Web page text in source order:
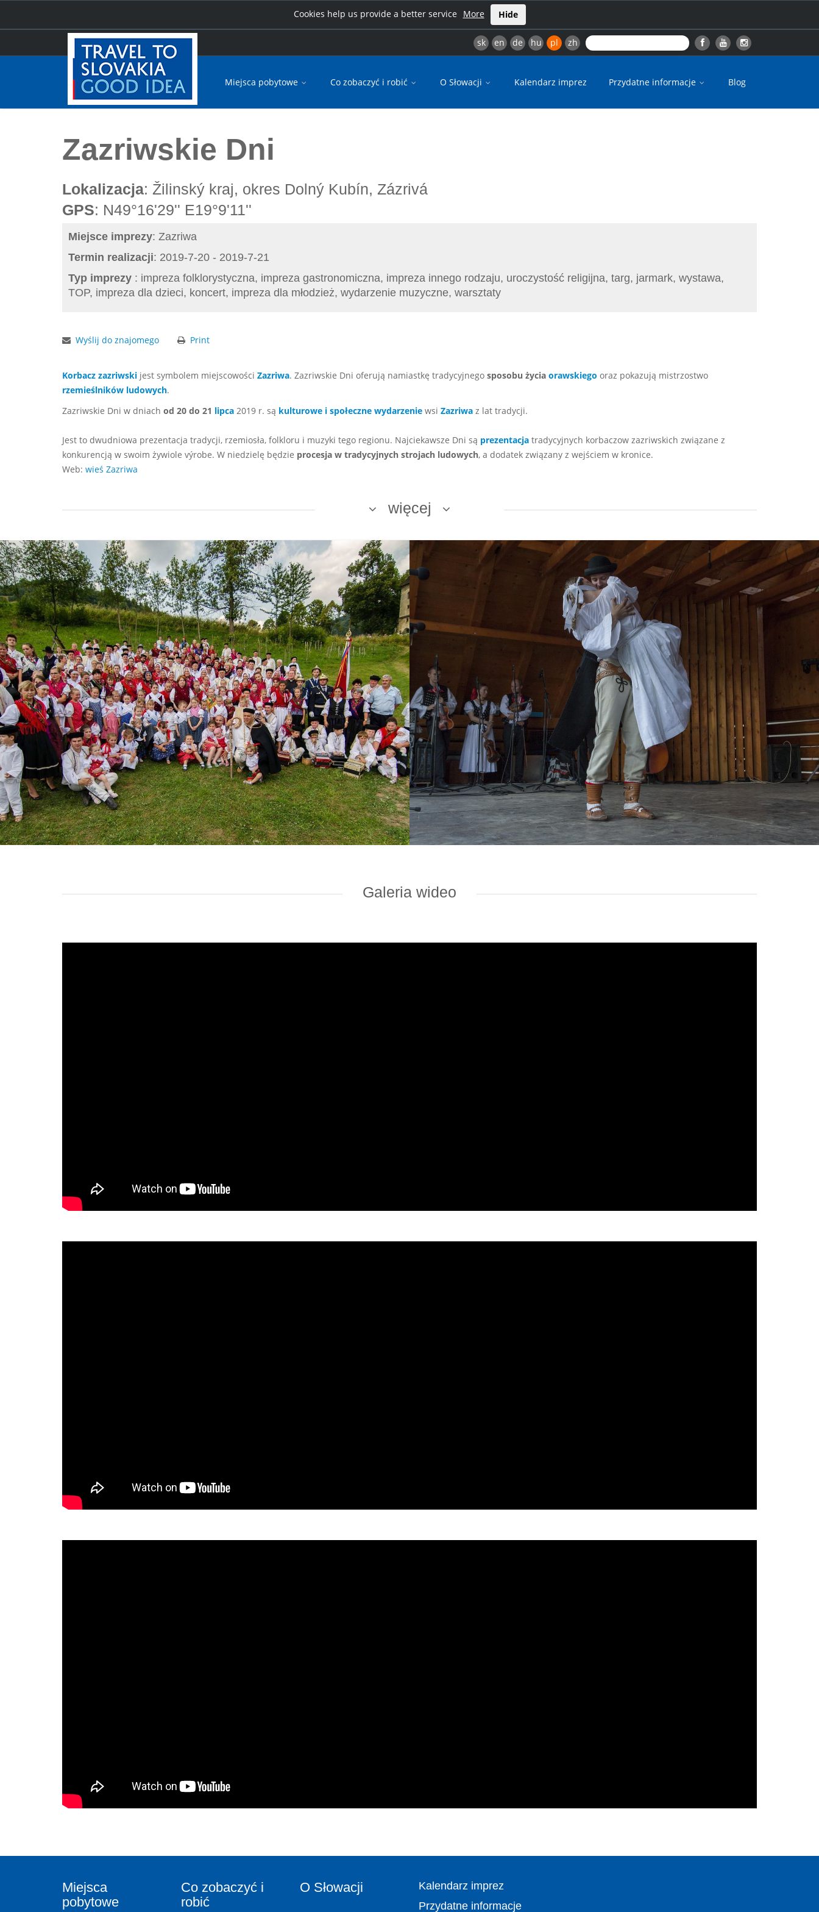
Cookies help us provide a better service More Hide
sk en de hu pl zh
Miejsca pobytowe Co zobaczyć i robić O Słowacji Kalendarz imprez Przydatne informacje Blog
Home Zazriwskie Dni
Zazriwskie Dni
Lokalizacja: Žilinský kraj, okres Dolný Kubín, Zázrivá
GPS: N49°16'29'' E19°9'11''
Miejsce imprezy: Zazriwa
Termin realizacji: 2019-7-20 - 2019-7-21
Typ imprezy : impreza folklorystyczna, impreza gastronomiczna, impreza innego rodzaju, uroczystość religijna, targ, jarmark, wystawa,
TOP, impreza dla dzieci, koncert, impreza dla młodzież, wydarzenie muzyczne, warsztaty
Wyślij do znajomego Print
Korbacz zazriwski jest symbolem miejscowości Zazriwa. Zazriwskie Dni oferują namiastkę tradycyjnego sposobu życia orawskiego oraz pokazują mistrzostwo
rzemieślników ludowych.
Zazriwskie Dni w dniach od 20 do 21 lipca 2019 r. są kulturowe i społeczne wydarzenie wsi Zazriwa z lat tradycji.
Jest to dwudniowa prezentacja tradycji, rzemiosła, folkloru i muzyki tego regionu. Najciekawsze Dni są prezentacja tradycyjnych korbaczow zazriwskich związane z
konkurencją w swoim żywiole výrobe. W niedzielę będzie procesja w tradycyjnych strojach ludowych, a dodatek związany z wejściem w kronice.
Web: wieś Zazriwa
więcej
Galeria wideo
Miejsca
pobytowe
Co zobaczyć i
robić
O Słowacji
Kalendarz imprez
Przydatne informacje